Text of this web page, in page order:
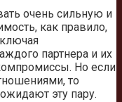
очень сильную и
как правило,
партнера и их
Но если
то
эту пару.